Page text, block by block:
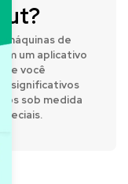
máquinas de
um aplicativo
você
significativos
sob medida